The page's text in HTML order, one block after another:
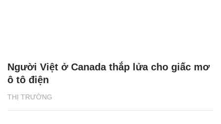
THỊ TRƯỜNG
Người Việt ở Canada thắp lửa cho giấc mơ
ô tô điện